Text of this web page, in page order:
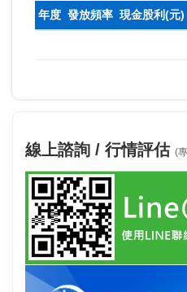
年度 發放頻率 現金股利(元)
線上諮詢 / 行情評估 (